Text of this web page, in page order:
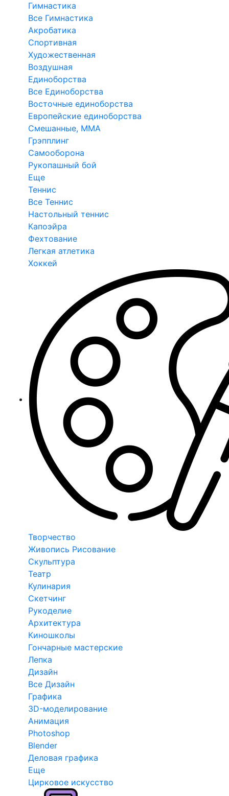
Гимнастика
Все Гимнастика
Акробатика
Спортивная
Художественная
Воздушная
Единоборства
Все Единоборства
Восточные единоборства
Европейские единоборства
Смешанные, ММА
Грэпплинг
Самооборона
Рукопашный бой
Еще
Теннис
Все Теннис
Настольный теннис
Капоэйра
Фехтование
Легкая атлетика
Хоккей
Творчество
Живопись Рисование
Скульптура
Театр
Кулинария
Скетчинг
Рукоделие
Архитектура
Киношколы
Гончарные мастерские
Лепка
Дизайн
Все Дизайн
Графика
3D-моделирование
Анимация
Photoshop
Blender
Деловая графика
Еще
Цирковое искусство